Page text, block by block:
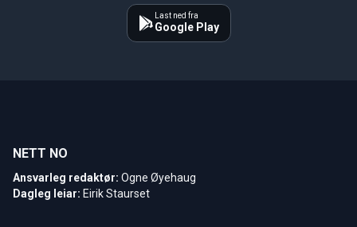
Last ned fra
Google Play
NETT NO
Ansvarleg redaktør: Ogne Øyehaug
Dagleg leiar: Eirik Staurset